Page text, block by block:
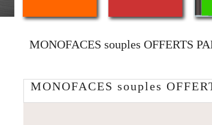
MONOFACES souples OFFERTS
MONOFACES souples